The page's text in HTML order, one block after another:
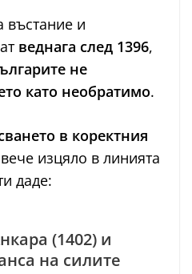
въстание и
веднага след 1396,
не
като необратимо.
в коректния
изцяло в линията
даде:
(1402) и
на силите